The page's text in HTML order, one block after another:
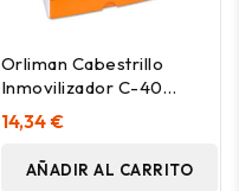
Orliman Cabestrillo
Inmovilizador C-40
Beige Talla Universal, 1
Unidad
14,34 €
AÑADIR AL CARRITO